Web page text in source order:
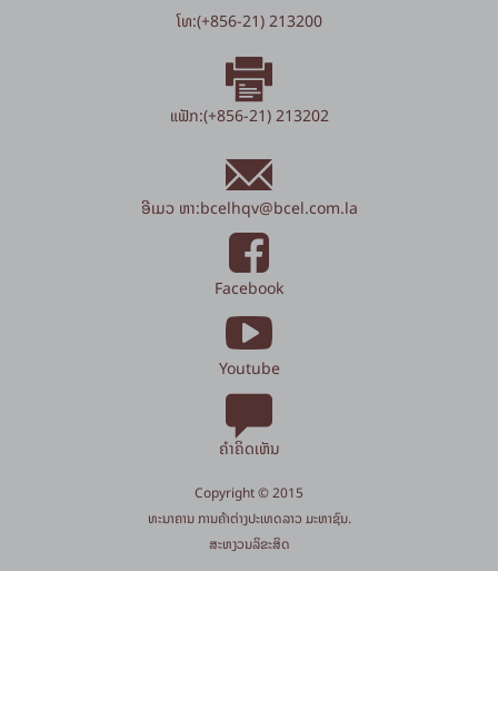
ໂທ:(+856-21) 213200
ແຟັກ:(+856-21) 213202
ອີເມວ ຫາ:bcelhqv@bcel.com.la
Facebook
Youtube
ຄຳຄິດເຫັນ
Copyright © 2015
​ທະນາຄານ ການຄ້າຕ່າງປະເທດລາວ ມະຫາຊົນ.
​ສະ​ຫງວນ​ລິ​ຂະ​ສິດ